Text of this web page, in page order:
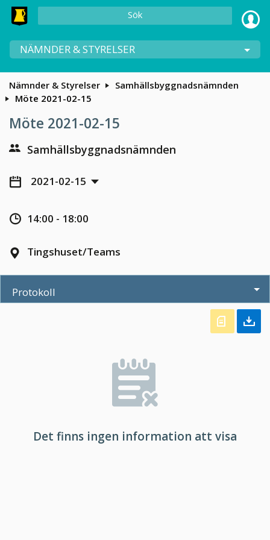
Sök
NÄMNDER & STYRELSER
Nämnder & Styrelser
Samhällsbyggnadsnämnden
Möte 2021-02-15
Möte 2021-02-15
Samhällsbyggnadsnämnden
2021-02-15
14:00 - 18:00
Tingshuset/Teams
Protokoll
Det finns ingen information att visa